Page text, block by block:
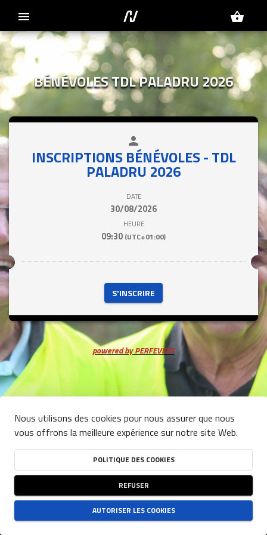
menu shopping_basket
BÉNÉVOLES TDL PALADRU 2026
person
INSCRIPTIONS BÉNÉVOLES - TDL
PALADRU 2026
DATE
30/08/2026
HEURE
09:30 (UTC+01:00)
S'INSCRIRE
powered by PERFEVENT
CONDITIONS GÉNÉRALES D'UTILISATION DU SITE-POLITIQUE DE CONFIDENTIALITÉ
POLITIQUE DES COOKIES
Nous utilisons des cookies pour nous assurer que nous
vous offrons la meilleure expérience sur notre site Web.
POLITIQUE DES COOKIES
REFUSER
AUTORISER LES COOKIES